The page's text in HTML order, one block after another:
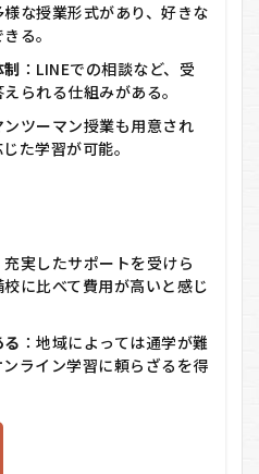
様な授業形式があり、好きな
る。
制 ：LINEでの相談など、受
られる仕組みがある。
ンツーマン授業も用意され
た学習が可能。
充実したサポートを受けら
に比べて費用が高いと感じ
：地域によっては通学が難
ライン学習に頼らざるを得